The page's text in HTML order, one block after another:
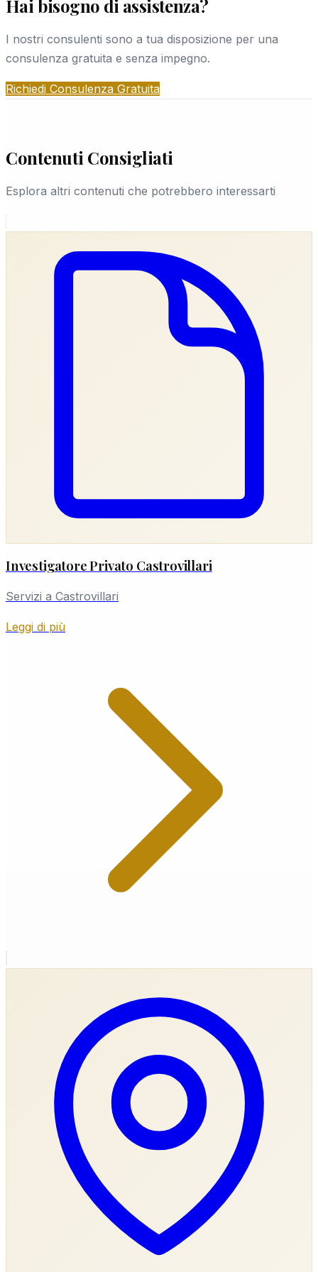
decidere con calma se procedere.
Le indagini che richiedono mobilità extra-
provinciale sono gestite senza interruzioni grazie
alla rete operativa nazionale EUROPOL®.
Hai bisogno di assistenza?
I nostri consulenti sono a tua disposizione per una
consulenza gratuita e senza impegno.
Richiedi Consulenza Gratuita
Contenuti Consigliati
Esplora altri contenuti che potrebbero interessarti
Investigatore Privato Castrovillari
Servizi a Castrovillari
Leggi di più